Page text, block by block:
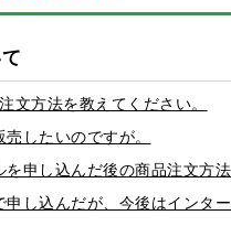
文方法を教えてください。
したいのですが。
を申し込んだ後の商品注文方法
申し込んだが、今後はインタ